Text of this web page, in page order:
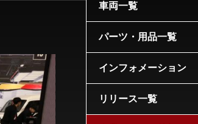
車両一覧
パーツ・用品一覧
インフォメーション
リリース一覧